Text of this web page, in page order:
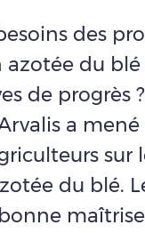
des
azotée du
de progrès
a
sur
du blé.